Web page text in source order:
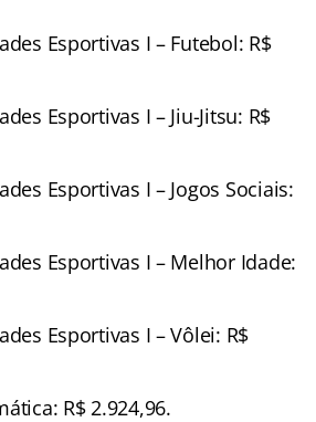
Esportivas I – Futebol: R$
Esportivas I – Jiu-Jitsu: R$
Esportivas I – Jogos Sociais:
Esportivas I – Melhor Idade:
Esportivas I – Vôlei: R$
R$ 2.924,96.